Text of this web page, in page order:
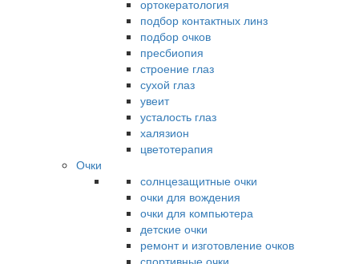
ортокератология
подбор контактных линз
подбор очков
пресбиопия
строение глаз
сухой глаз
увеит
усталость глаз
халязион
цветотерапия
Очки
солнцезащитные очки
очки для вождения
очки для компьютера
детские очки
ремонт и изготовление очков